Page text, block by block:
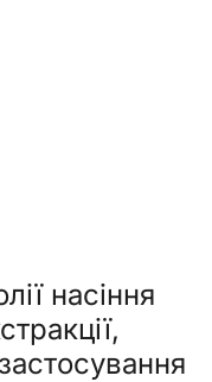
насіння